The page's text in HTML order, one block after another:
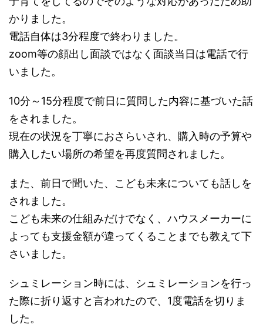
かりました。
電話自体は3分程度で終わりました。
zoom等の顔出し面談ではなく面談当日は電話で行
いました。
10分～15分程度で前日に質問した内容に基づいた話
をされました。
現在の状況を丁寧におさらいされ、購入時の予算や
購入したい場所の希望を再度質問されました。
また、前日で聞いた、こども未来についても話しを
されました。
こども未来の仕組みだけでなく、ハウスメーカーに
よっても支援金額が違ってくることまでも教えて下
さいました。
シュミレーション時には、シュミレーションを行っ
た際に折り返すと言われたので、1度電話を切りま
した。